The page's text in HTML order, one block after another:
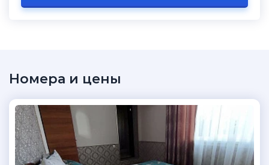
Номера и цены